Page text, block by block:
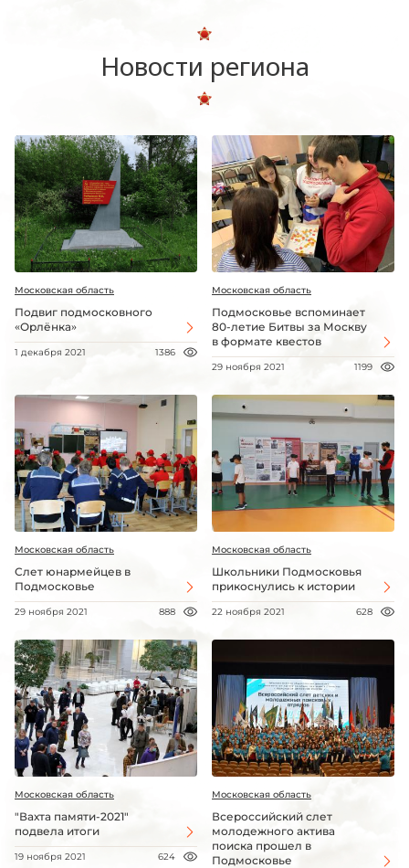
Новости региона
Московская область
Подвиг подмосковного
«Орлёнка»
1 декабря 2021 1386
Московская область
Подмосковье вспоминает
80-летие Битвы за Москву
в формате квестов
29 ноября 2021 1199
Московская область
Слет юнармейцев в
Подмосковье
29 ноября 2021 888
Московская область
Школьники Подмосковья
прикоснулись к истории
22 ноября 2021 628
Московская область
"Вахта памяти-2021"
подвела итоги
19 ноября 2021 624
Московская область
Всероссийский слет
молодежного актива
поиска прошел в
Подмосковье